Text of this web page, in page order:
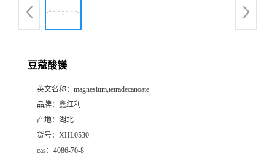
豆蔻酸镁
英文名称： magnesium,tetradecanoate
品牌： 鑫红利
产地： 湖北
货号： XHL0530
cas： 4086-70-8